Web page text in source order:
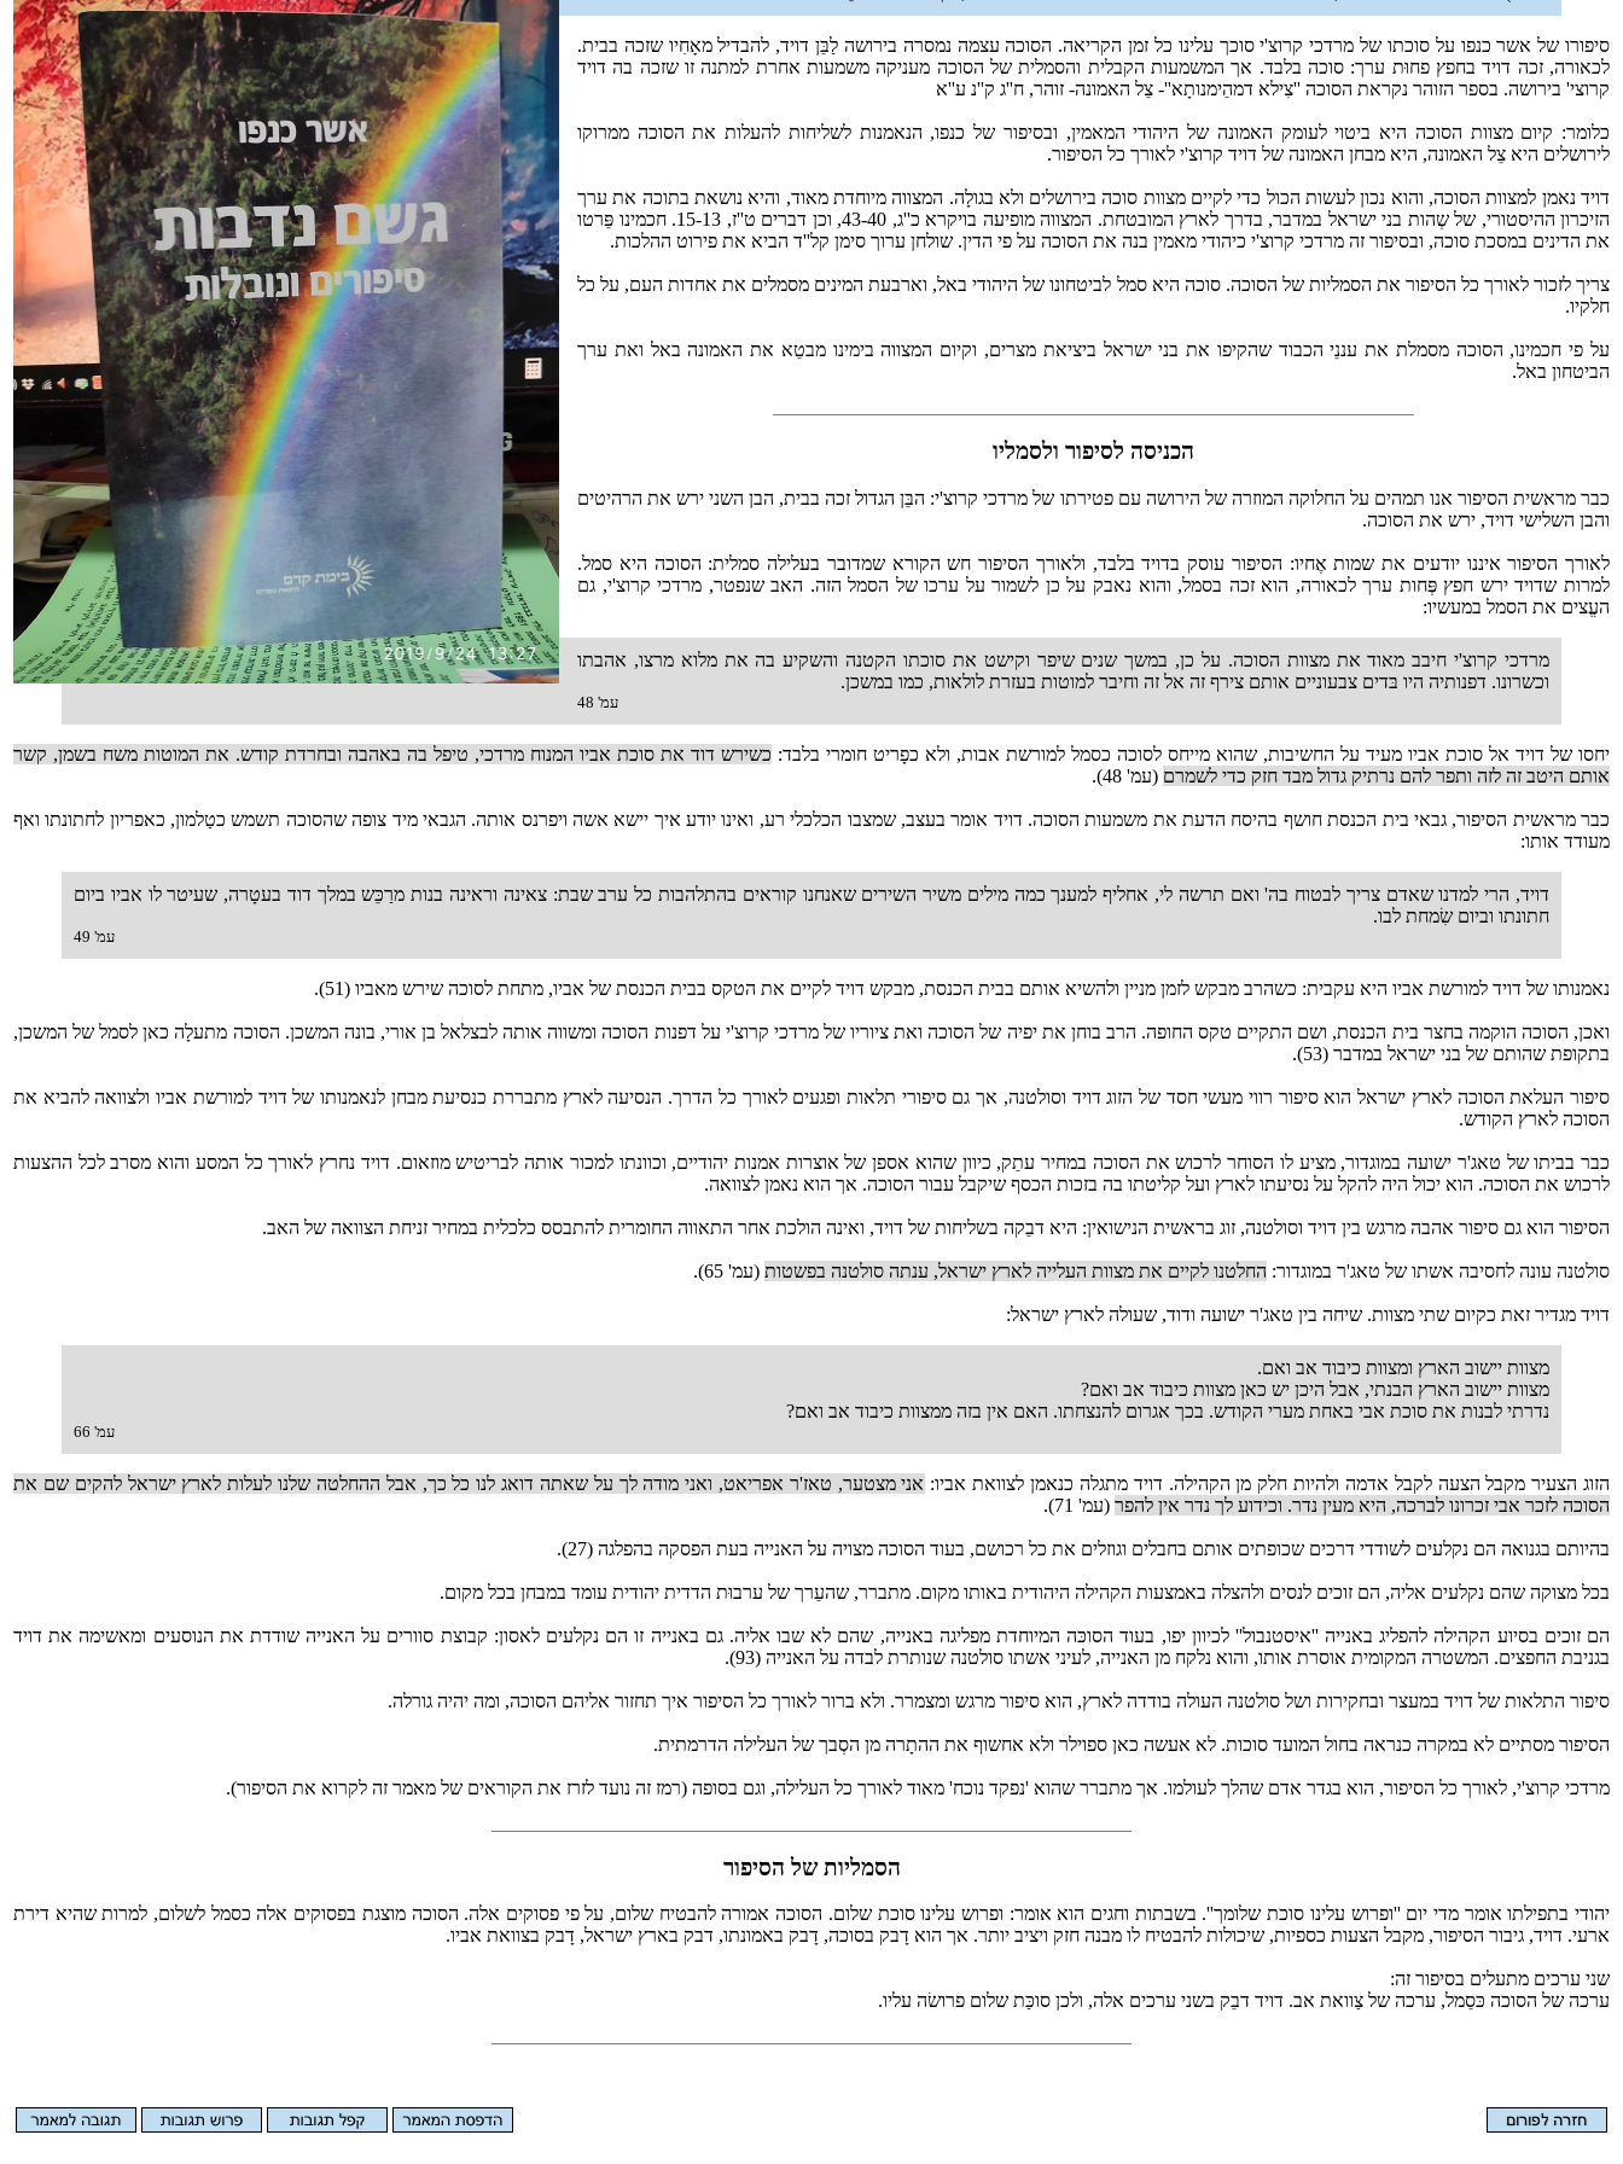
סיפורו של אשר כנפו על סוכתו של מרדכי קרוצ'י סוכך עלינו כל זמן הקריאה. הסוכה עצמה נמסרה בירושה לַבֵּן דויד, להבדיל מאָחִיו שזכה בבית.
לכאורה, זכה דויד בחפץ פחוּת ערך: סוכה בלבד. אך המשמעות הקבלית והסמלית של הסוכה מעניקה משמעות אחרת למתנה זו שזכה בה דויד
קרוצי' בירושה. בספר הזוהר נקראת הסוכה ''צִילא דמהֵימנותָא''- צֵל האמונה- זוהר, ח''ג ק''נ ע''א
כלומר: קיום מצוות הסוכה היא ביטוי לעומק האמונה של היהודי המאמין, ובסיפור של כנפו, הנאמנות לשליחות להעלות את הסוכה ממרוקו
לירושלים היא צֵל האמונה, היא מבחן האמונה של דויד קרוצ'י לאורך כל הסיפור.
דויד נאמן למצוות הסוכה, והוא נכון לעשות הכול כדי לקיים מצוות סוכה בירושלים ולא בגולָה. המצווה מיוחדת מאוד, והיא נושאת בתוכה את ערך
הזיכרון ההיסטורי, של שְהות בני ישראל במדבר, בדרך לארץ המובטחת. המצווה מופיעה בויקרא כ''ג, 43-40, וכן דברים ט''ז, 15-13. חכמינו פֵּרטו
את הדינים במסכת סוכה, ובסיפור זה מרדכי קרוצ'י כיהודי מאמין בנה את הסוכה על פי הדין. שולחן ערוך סימן קל''ד הביא את פירוט ההלכות.
צריך לזכור לאורך כל הסיפור את הסמליות של הסוכה. סוכה היא סמל לביטחונו של היהודי באל, וארבעת המינים מסמלים את אחדות העם, על כל
חלקיו.
על פי חכמינו, הסוכה מסמלת את עננֵי הכבוד שהקיפו את בני ישראל ביציאת מצרים, וקיום המצווה בימינו מבטֵא את האמונה באל ואת ערך
הביטחון באל.
הכניסה לסיפור ולסמליו
כבר מראשית הסיפור אנו תמהים על החלוקה המוזרה של הירושה עם פטירתו של מרדכי קרוצ'י: הבֵּן הגדול זכה בבית, הבן השני ירש את הרהיטים
והבן השלישי דויד, ירש את הסוכה.
לאורך הסיפור איננו יודעים את שמות אֶחיו: הסיפור עוסק בדויד בלבד, ולאורך הסיפור חש הקורא שמדובר בעלילה סמלית: הסוכה היא סמל.
למרות שדויד ירש חפץ פְּחות ערך לכאורה, הוא זכה בסמל, והוא נאבק על כן לשמור על ערכו של הסמל הזה. האב שנפטר, מרדכי קרוצ'י, גם
העֱצים את הסמל במעשיו:
מרדכי קרוצ'י חיבב מאוד את מצוות הסוכה. על כן, במשך שנים שיפר וקישט את סוכתו הקטנה והשקיע בה את מלוא מרצו, אהבתו
וכשרונו. דפנותיה היו בּדים צבעוניים אותם צירף זה אל זה וחיבר למוטות בעזרת לולאות, כמו במשכן.
עמ' 48
יחסו של דויד אל סוכת אביו מעיד על החשיבות, שהוא מייחס לסוכה כסמל למורשת אבות, ולא כפָריט חומרי בלבד: כשירש דוד את סוכת אביו המנוח מרדכי, טיפל בה באהבה ובחרדת קודש. את המוטות משח בשמן, קשר
אותם היטב זה לזה ותפר להם נרתיק גדול מבד חזק כדי לשמרם (עמ' 48).
כבר מראשית הסיפור, גבאי בית הכנסת חושף בהיסח הדעת את משמעות הסוכה. דויד אומר בעצב, שמצבו הכלכלי רע, ואינו יודע איך יישא אשה ויפרנס אותה. הגבאי מיד צופה שהסוכה תשמש כטַלמון, כאפריון לחתונתו ואף
מעודד אותו:
דויד, הרי למדנו שאדם צריך לבטוח בה' ואם תרשה לי, אחליף למענך כמה מילים משיר השירים שאנחנו קוראים בהתלהבות כל ערב שבת: צאינה וראינה בנות מרַכֵּש במלך דוד בעטָרה, שעיטר לו אביו ביום
חתונתו וביום שִׂמחת לבו.
עמ' 49
נאמנותו של דויד למורשת אביו היא עקבית: כשהרב מבקש לזמן מניין ולהשיא אותם בבית הכנסת, מבקש דויד לקיים את הטקס בבית הכנסת של אביו, מתחת לסוכה שירש מאביו (51).
ואכן, הסוכה הוקמה בחצר בית הכנסת, ושם התקיים טקס החופה. הרב בוחן את יפיה של הסוכה ואת ציוריו של מרדכי קרוצ'י על דפנות הסוכה ומשווה אותה לבצלאל בן אורי, בונה המשכן. הסוכה מתעלָה כאן לסמל של המשכן,
בתקופת שהותם של בני ישראל במדבר (53).
סיפור העלאת הסוכה לארץ ישראל הוא סיפור רווי מעשי חסד של הזוג דויד וסולטנה, אך גם סיפורי תלאות ופגעים לאורך כל הדרך. הנסיעה לארץ מתבררת כנסיעת מבחן לנאמנותו של דויד למורשת אביו ולצוואה להביא את
הסוכה לארץ הקודש.
כבר בביתו של טאג'ר ישועה במוגדור, מציע לו הסוחר לרכוש את הסוכה במחיר עתֵק, כיוון שהוא אספן של אוצרות אמנות יהודיים, וכוונתו למכור אותה לבריטיש מוזאום. דויד נחרץ לאורך כל המסע והוא מסרב לכל ההצעות
לרכוש את הסוכה. הוא יכול היה להקל על נסיעתו לארץ ועל קליטתו בה בזכות הכסף שיקבל עבור הסוכה. אך הוא נאמן לצוואה.
הסיפור הוא גם סיפור אהבה מרגש בין דויד וסולטנה, זוג בראשית הנישואין: היא דבֵקה בשליחות של דויד, ואינה הולכת אחר התאווה החומרית להתבסס כלכלית במחיר זניחת הצוואה של האב.
סולטנה עונה לחסיבה אשתו של טאג'ר במוגדור: החלטנו לקיים את מצוות העלייה לארץ ישראל, ענתה סולטנה בפשטות (עמ' 65).
דויד מגדיר זאת כקיום שתי מצוות. שיחה בין טאג'ר ישועה ודוד, שעולה לארץ ישראל:
מצוות יישוב הארץ ומצוות כיבוד אב ואם.
מצוות יישוב הארץ הבנתי, אבל היכן יש כאן מצוות כיבוד אב ואם?
נדרתי לבנות את סוכת אבי באחת מערי הקודש. בכך אגרום להנצחתו. האם אין בזה ממצוות כיבוד אב ואם?
עמ' 66
הזוג הצעיר מקבל הצעה לקבל אדמה ולהיות חלק מן הקהילה. דויד מתגלה כנאמן לצוואת אביו: אני מצטער, טאז'ר אפריאט, ואני מודה לך על שאתה דואג לנו כל כך, אבל ההחלטה שלנו לעלות לארץ ישראל להקים שם את
הסוכה לזכר אבי זכרונו לברכה, היא מעין נדר. וכידוע לך נדר אין להפר (עמ' 71).
בהיותם בגנואה הם נקלעים לשודדי דרכים שכופתים אותם בחבלים וגוזלים את כל רכושם, בעוד הסוכה מצויה על האנייה בעת הפסקה בהפלגה (27).
בכל מצוקה שהם נקלעים אליה, הם זוכים לנסים ולהצלה באמצעות הקהילה היהודית באותו מקום. מתברר, שהעֵרך של ערבוּת הדדית יהודית עומד במבחן בכל מקום.
הם זוכים בסיוע הקהילה להפליג באנייה ''איסטנבול'' לכיוון יפו, בעוד הסוכּה המיוחדת מפליגה באנייה, שהם לא שבו אליה. גם באנייה זו הם נקלעים לאסון: קבוצת סוורים על האנייה שודדת את הנוסעים ומאשימה את דויד
בגניבת החפצים. המשטרה המקומית אוסרת אותו, והוא נלקח מן האנייה, לעיני אשתו סולטנה שנותרת לבדה על האנייה (93).
סיפור התלאות של דויד במעצר ובחקירות ושל סולטנה העולה בודדה לארץ, הוא סיפור מרגש ומצמרר. ולא ברור לאורך כל הסיפור איך תחזור אליהם הסוכה, ומה יהיה גורלה.
הסיפור מסתיים לא במקרה כנראה בחול המועד סוכות. לא אעשה כאן ספוילר ולא אחשוף את ההתָרה מן הסְבך של העלילה הדרמתית.
מרדכי קרוצ'י, לאורך כל הסיפור, הוא בגדר אדם שהלך לעולמו. אך מתברר שהוא 'נפקד נוכח' מאוד לאורך כל העלילה, וגם בסופה (רמז זה נועד לזרז את הקוראים של מאמר זה לקרוא את הסיפור).
הסמליות של הסיפור
יהודי בתפילתו אומר מדי יום ''ופרוש עלינו סוכת שלומך''. בשבתות וחגים הוא אומר: ופרוש עלינו סוכת שלום. הסוכה אמורה להבטיח שלום, על פי פסוקים אלה. הסוכה מוצגת בפסוקים אלה כסמל לשלום, למרות שהיא דירת
ארעי. דויד, גיבור הסיפור, מקבל הצעות כספיות, שיכולות להבטיח לו מבנה חזק ויציב יותר. אך הוא דָבק בסוכה, דָבק באמונתו, דבק בארץ ישראל, דָבק בצוואת אביו.
שני ערכים מתעלים בסיפור זה:
ערכה של הסוכה כּסֵמל, ערכה של צַוואת אב. דויד דבֵק בשני ערכים אלה, ולכן סוכַּת שלום פרושׂה עליו.